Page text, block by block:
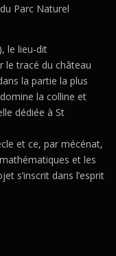
Parc Naturel
le lieu-dit
le tracé du château
la partie la plus
la colline et
dédiée à St
et ce, par mécénat,
et les
s’inscrit dans l’esprit